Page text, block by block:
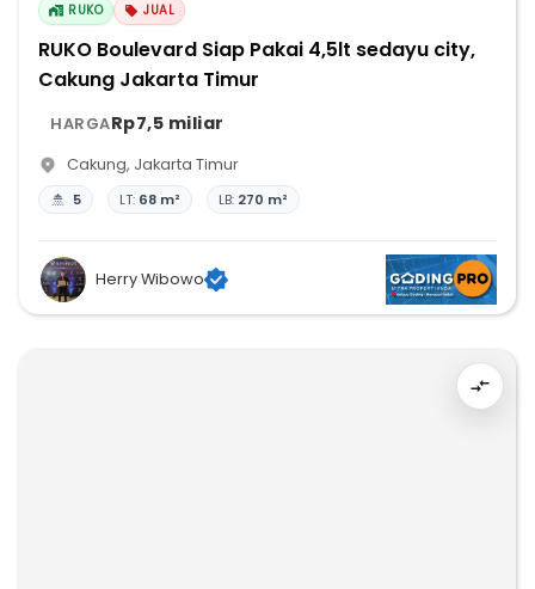
RUKO JUAL
RUKO Boulevard Siap Pakai 4,5lt sedayu city,
Cakung Jakarta Timur
HARGARp7,5 miliar
Cakung, Jakarta Timur
5 LT: 68 m² LB: 270 m²
Herry Wibowo